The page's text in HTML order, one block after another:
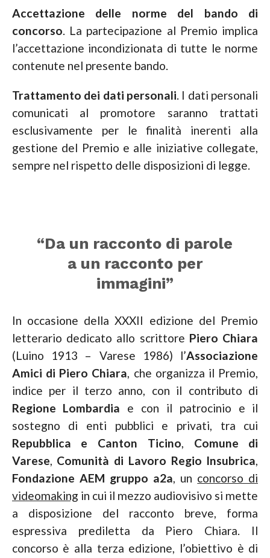
Accettazione delle norme del bando di
concorso. La partecipazione al Premio implica
l’accettazione incondizionata di tutte le norme
contenute nel presente bando.
Trattamento dei dati personali. I dati personali
comunicati al promotore saranno trattati
esclusivamente per le finalità inerenti alla
gestione del Premio e alle iniziative collegate,
sempre nel rispetto delle disposizioni di legge.
“Da un racconto di parole
a un racconto per
immagini”
In occasione della XXXII edizione del Premio
letterario dedicato allo scrittore Piero Chiara
(Luino 1913 – Varese 1986) l’Associazione
Amici di Piero Chiara, che organizza il Premio,
indice per il terzo anno, con il contributo di
Regione Lombardia e con il patrocinio e il
sostegno di enti pubblici e privati, tra cui
Repubblica e Canton Ticino, Comune di
Varese, Comunità di Lavoro Regio Insubrica,
Fondazione AEM gruppo a2a, un concorso di
videomaking in cui il mezzo audiovisivo si mette
a disposizione del racconto breve, forma
espressiva prediletta da Piero Chiara. Il
concorso è alla terza edizione, l’obiettivo è di